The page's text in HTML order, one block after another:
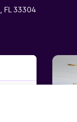
FL 33304